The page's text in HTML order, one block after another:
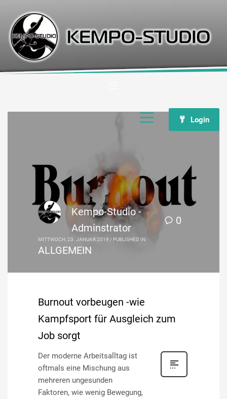
Login
0
Kempo-Studio -
Adminstrator
MITTWOCH, 23. JANUAR 2019 / PUBLISHED IN
ALLGEMEIN
Burnout vorbeugen -wie
Kampfsport für Ausgleich zum
Job sorgt
Der moderne Arbeitsalltag ist
oftmals eine Mischung aus
mehreren ungesunden
Faktoren, wie wenig Bewegung,